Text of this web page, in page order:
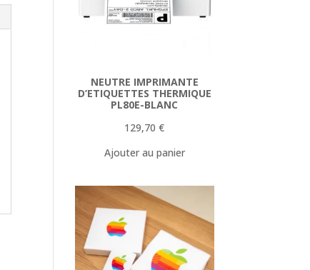
NEUTRE IMPRIMANTE
D’ETIQUETTES THERMIQUE
PL80E-BLANC
129,70€
Ajouter au panier